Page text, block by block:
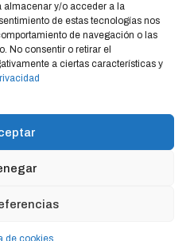
almacenar y/o acceder a la
de estas tecnologías nos
de navegación o las
No consentir o retirar el
a ciertas características y
de cookies
CONTACTO
Montevideo Más de 15 años de